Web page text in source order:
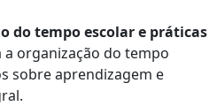
do tempo escolar e práticas
a organização do tempo
sobre aprendizagem e